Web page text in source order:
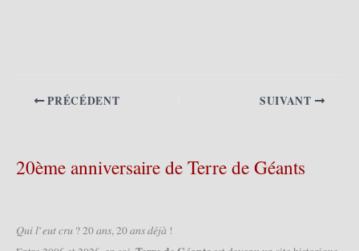
PRÉCÉDENT SUIVANT
20ème anniversaire de Terre de Géants
𝑄𝑢𝑖 𝑙’𝑒𝑢𝑡 𝑐𝑟𝑢 ? 20 𝑎𝑛𝑠, 20 𝑎𝑛𝑠 𝑑𝑒́𝑗𝑎̀ !